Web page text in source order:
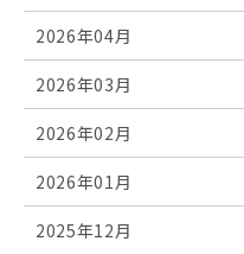
2026年04月
2026年03月
2026年02月
2026年01月
2025年12月